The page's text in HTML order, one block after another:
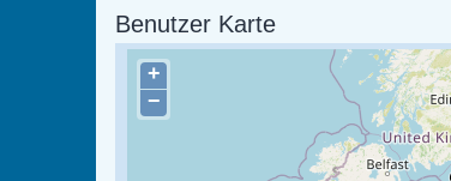
Benutzer Karte
+
−